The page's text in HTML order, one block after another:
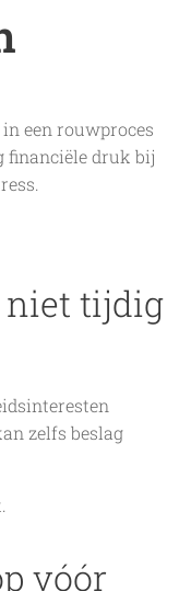
een rouwproces
financiële druk bij
niet tijdig
zelfs beslag
vóór